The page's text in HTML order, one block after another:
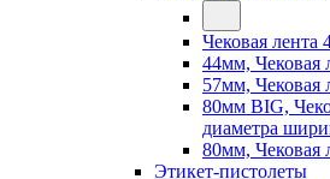
Чековая
44мм, Чековая
57мм,
80мм BIG,
диаметра
80мм, Чековая
Этикет-пистолеты